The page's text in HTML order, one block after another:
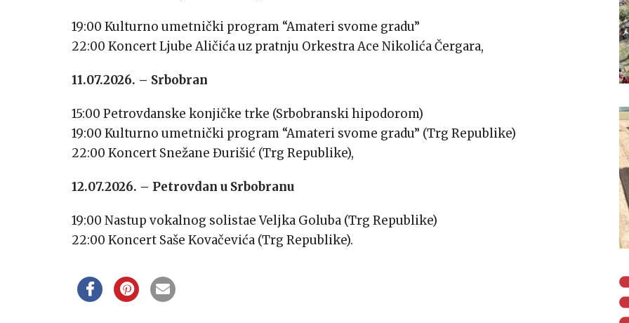
19:00 Kulturno umetnički program “Amateri svome gradu”
22:00 Koncert Ljube Aličića uz pratnju Orkestra Ace Nikolića Čergara,
11.07.2026. – Srbobran
15:00 Petrovdanske konjičke trke (Srbobranski hipodorom)
19:00 Kulturno umetnički program “Amateri svome gradu” (Trg Republike)
22:00 Koncert Snežane Đurišić (Trg Republike),
12.07.2026. – Petrovdan u Srbobranu
19:00 Nastup vokalnog solistae Veljka Goluba (Trg Republike)
22:00 Koncert Saše Kovačevića (Trg Republike).